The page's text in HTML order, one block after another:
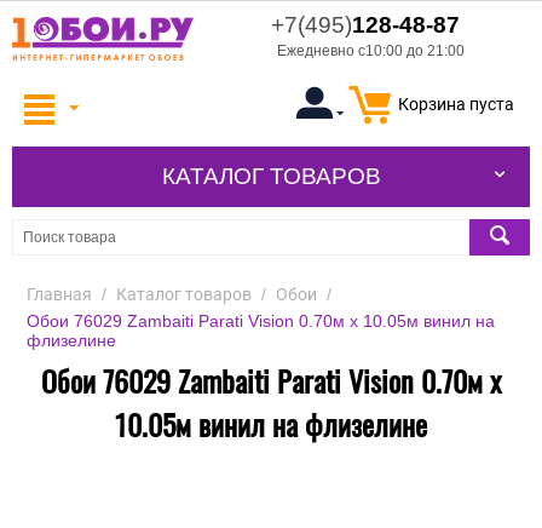
+7(495)128-48-87
Ежедневно с10:00 до 21:00
Корзина пуста
КАТАЛОГ ТОВАРОВ
Главная / Каталог товаров / Обои /
Обои 76029 Zambaiti Parati Vision 0.70м х 10.05м винил на
флизелине
Обои 76029 Zambaiti Parati Vision 0.70м х
10.05м винил на флизелине